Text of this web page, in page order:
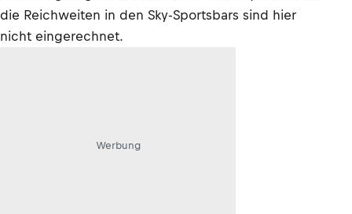
die Reichweiten in den Sky-Sportsbars sind hier
nicht eingerechnet.
Werbung